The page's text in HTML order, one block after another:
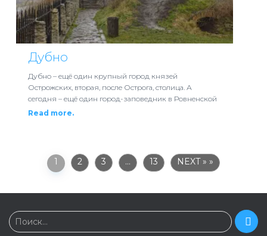
Дубно
Дубно – ещё один крупный город князей
Острожских, вторая, после Острога, столица. А
сегодня – ещё один город-заповедник в Ровненской
Read more.
1 2 3 … 13 NEXT »
Н
а
Поиск…